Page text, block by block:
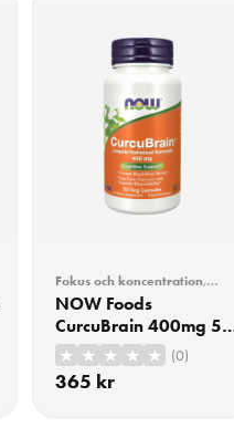
Fokus och koncentration,
Hälsa
NOW Foods
CurcuBrain 400mg 50
Kapslar
(0)
365 kr